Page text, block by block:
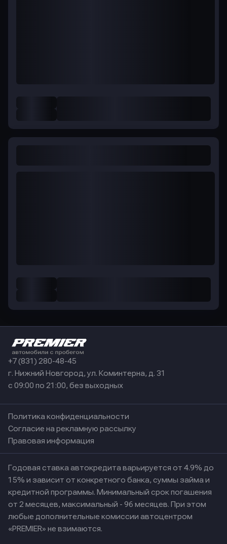
+7 (831) 280-48-45
г. Нижний Новгород, ул. Коминтерна, д. 31
с 09:00 по 21:00, без выходных
Политика конфиденциальности
Согласие на рекламную рассылку
Правовая информация
Годовая ставка автокредита варьируется от 4.9% до
15% и зависит от конкретного банка, суммы займа и
кредитной программы. Минимальный срок погашения
от 2 месяцев, максимальный - 96 месяцев. При этом
любые дополнительные комиссии автоцентром
«PREMIER» не взимаются.